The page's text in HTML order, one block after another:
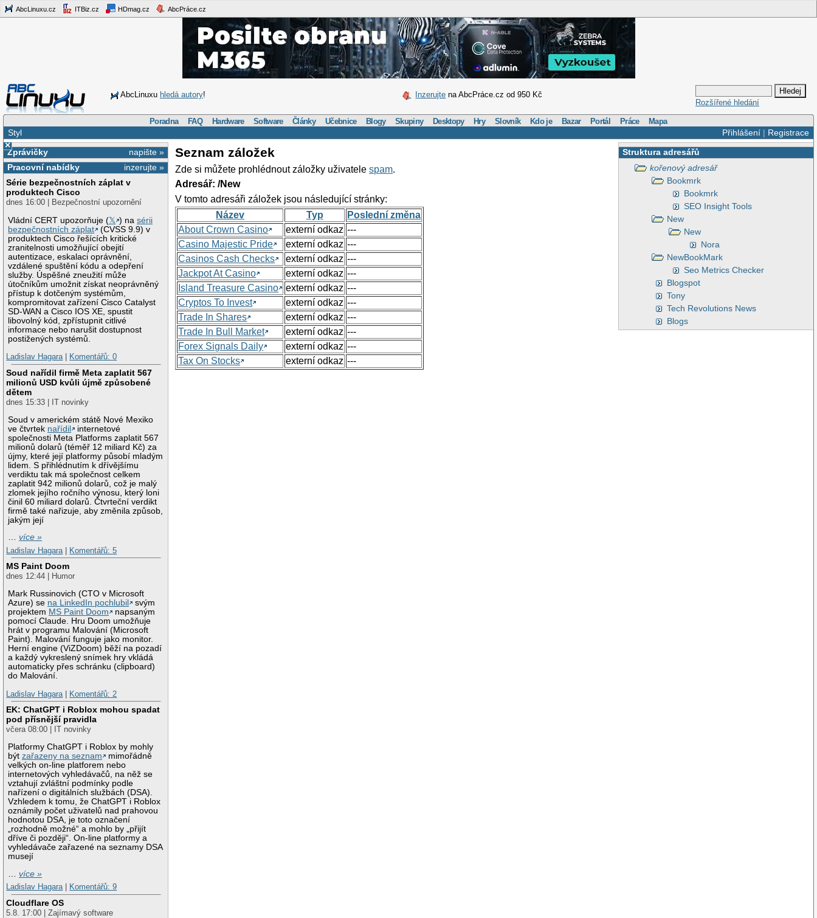
AbcLinuxu.cz ITBiz.cz HDmag.cz AbcPráce.cz
AbcLinuxu hledá autory! Inzerujte na AbcPráce.cz od 950 Kč
Rozšířené hledání
Poradna FAQ Hardware Software Články Učebnice Blogy Skupiny Desktopy Hry Slovník Kdo je Bazar Portál Práce Mapa
Přihlášení| Registrace
Styl
×
napište »
Zprávičky
inzerujte »
Pracovní nabídky
Série bezpečnostních záplat v
produktech Cisco
dnes 16:00 | Bezpečnostní upozornění
Vládní CERT upozorňuje (𝕏 ) nasérii
bezpečnostních záplat
(CVSS 9.9) v
produktech Cisco řešících kritické
zranitelnosti umožňující obejití
autentizace, eskalaci oprávnění,
vzdálené spuštění kódu a odepření
služby. Úspěšné zneužití může
útočníkům umožnit získat neoprávněný
přístup k dotčeným systémům,
kompromitovat zařízení Cisco Catalyst
SD-WAN a Cisco IOS XE, spustit
libovolný kód, zpřístupnit citlivé
informace nebo narušit dostupnost
postižených systémů.
Ladislav Hagara| Komentářů: 0
Soud nařídil firmě Meta zaplatit 567
milionů USD kvůli újmě způsobené
dětem
dnes 15:33 | IT novinky
Soud v americkém státě Nové Mexiko
ve čtvrtek nařídil
internetové
společnosti Meta Platforms zaplatit 567
milionů dolarů (téměř 12 miliard Kč) za
újmy, které její platformy působí mladým
lidem. S přihlédnutím k dřívějšímu
verdiktu tak má společnost celkem
zaplatit 942 milionů dolarů, což je malý
zlomek jejího ročního výnosu, který loni
činil 60 miliard dolarů. Čtvrteční verdikt
firmě také nařizuje, aby změnila způsob,
jakým její
…více »
Ladislav Hagara
Komentářů: 5
MS Paint Doom
dnes 12:44 | Humor
Mark Russinovich (CTO v Microsoft
Azure) se na LinkedIn pochlubil
svým
projektem MS Paint Doom
napsaným
pomocí Claude. Hru Doom umožňuje
hrát v programu Malování (Microsoft
Paint). Malování funguje jako monitor.
Herní engine (ViZDoom) běží na pozadí
a každý vykreslený snímek hry vkládá
automaticky přes schránku (clipboard)
do Malování.
Ladislav Hagara
Komentářů: 2
EK: ChatGPT i Roblox mohou spadat
pod přísnější pravidla
včera 08:00 | IT novinky
Platformy ChatGPT i Roblox by mohly
býtzařazeny na seznam
mimořádně
velkých on-line platforem nebo
internetových vyhledávačů, na něž se
vztahují zvláštní podmínky podle
nařízení o digitálních službách (DSA).
Vzhledem k tomu, že ChatGPT i Roblox
oznámily počet uživatelů nad prahovou
hodnotou DSA, je toto označení
„rozhodně možné“ a mohlo by „přijít
dříve či později“. On-line platformy a
vyhledávače zařazené na seznamy DSA
musejí
…více »
Ladislav Hagara| Komentářů: 9
Cloudflare OS
5.8. 17:00 | Zajímavý software
Struktura adresářů
kořenový adresář
Bookmrk
Bookmrk
SEO Insight Tools
New
New
Nora
NewBookMark
Seo Metrics Checker
Blogspot
Tony
Tech Revolutions News
Blogs
Seznam záložek
Zde si můžete prohlédnout záložky uživatelespam.
Adresář: /New
V tomto adresáři záložek jsou následující stránky:
Název
Typ
Poslední změna
About Crown Casino
externí odkaz ---
Casino Majestic Pride
externí odkaz ---
Casinos Cash Checks
externí odkaz ---
Jackpot At Casino
externí odkaz ---
Island Treasure Casino
externí odkaz ---
Cryptos To Invest
externí odkaz ---
Trade In Shares
externí odkaz ---
Trade In Bull Market
externí odkaz ---
Forex Signals Daily
externí odkaz ---
Tax On Stocks
externí odkaz ---